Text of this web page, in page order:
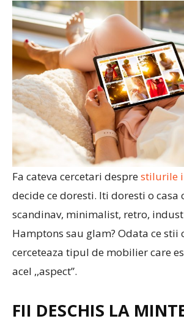
Fa cateva cercetari desprestilurile
decide ce doresti. Iti doresti o casa
scandinav, minimalist, retro,
Hamptons sau glam? Odata ce stii
cerceteaza tipul de mobilier care
acel ,,aspect”.
FII DESCHIS LA